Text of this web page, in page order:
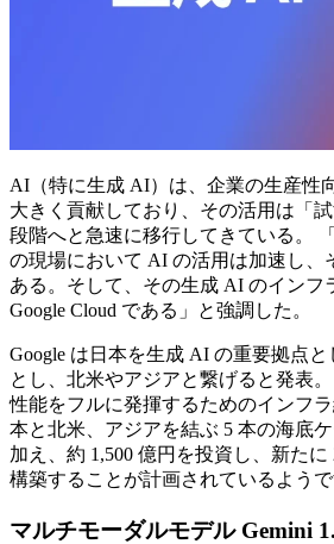
AI（特に生成 AI）は、企業の生産性
大きく貢献しており、その活用は「
段階へと急速に移行してきている。
の現場において AI の活用は加速し、
ある。そして、その生成 AI のインフ
Google Cloud である」と強調した。
Google は日本を生成 AI の重要拠点
とし、北米やアジアと繋げると発表
性能をフルに発揮するためのインフ
本と北米、アジアを結ぶ 5 本の海底
加え、約 1,500 億円を投資し、新た
構築することが計画されているようで
マルチモーダルモデル Gemini